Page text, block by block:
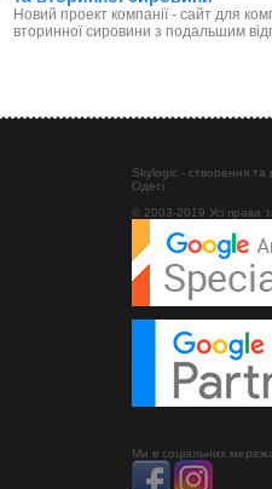
Новий проект компанії - сайт для
вторинної сировини з подальшим
Skylogic - створення та
Одесі
© 2003-2019 Усі права
Ми в соціальних